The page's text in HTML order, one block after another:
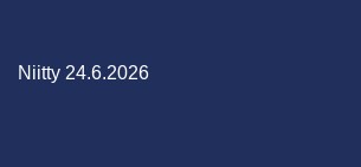
Niitty 24.6.2026